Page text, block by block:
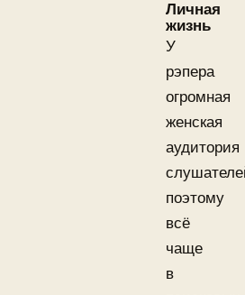
Личная
жизнь
У
рэпера
огромная
женская
аудитория
поэтому
всё
чаще
в